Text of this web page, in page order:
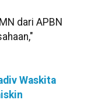
dari APBN
Waskita